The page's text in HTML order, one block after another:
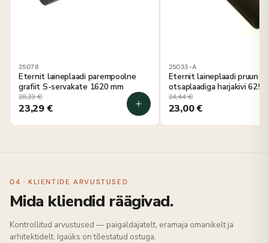
25078
Eternit laineplaadi parempoolne
grafiit S-servakate 1620 mm
28,23€
23,29€
25033-A
Eternit laineplaadi pruun
otsaplaadiga harjakivi 625
24,44€
23,00€
04 · KLIENTIDE ARVUSTUSED
Mida kliendid räägivad.
Kontrollitud arvustused — paigaldajatelt, eramaja omanikelt ja
arhitektidelt. Igaüks on tõestatud ostuga.